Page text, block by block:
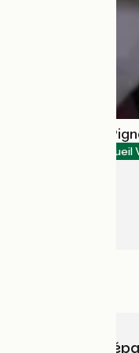
Les Crêtes de
Accueil
Choisissez,